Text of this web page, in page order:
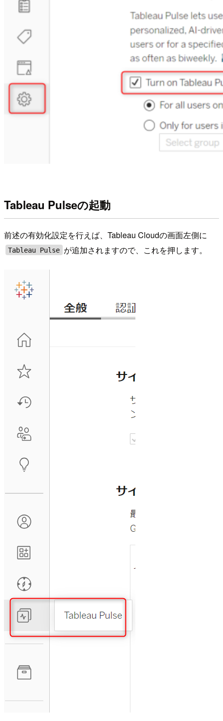
Tableau Pulseの起動
前述の有効化設定を行えば、Tableau Cloudの画面左側に
Tableau Pulse が追加されますので、これを押します。